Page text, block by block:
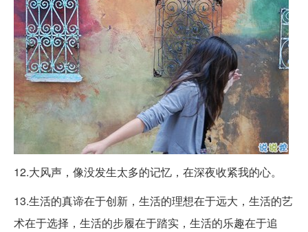
12.大风声，像没发生太多的记忆，在深夜收紧我的心。
13.生活的真谛在于创新，生活的理想在于远大，生活的艺
术在于选择，生活的步履在于踏实，生活的乐趣在于追